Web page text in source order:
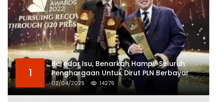
1
Beredar Isu, Benarkah Hampir Seluruh
Penghargaan Untuk Dirut PLN Berbayar
02/04/2025 14279